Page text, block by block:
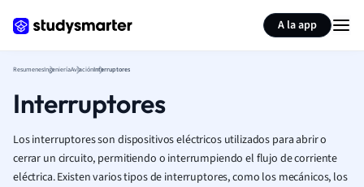
A la app
ResumenesIngenieríaAviaciónInterruptores
Interruptores
Los interruptores son dispositivos eléctricos utilizados para abrir o
cerrar un circuito, permitiendo o interrumpiendo el flujo de corriente
eléctrica. Existen varios tipos de interruptores, como los mecánicos, los
Resumir página